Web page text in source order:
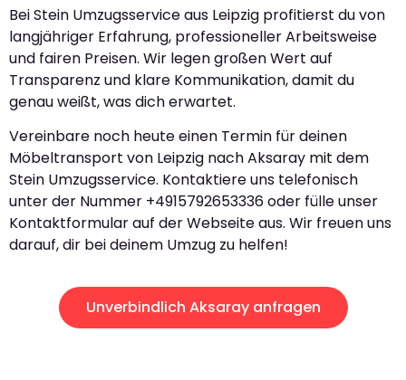
Bei Stein Umzugsservice aus Leipzig profitierst du von
langjähriger Erfahrung, professioneller Arbeitsweise
und fairen Preisen. Wir legen großen Wert auf
Transparenz und klare Kommunikation, damit du
genau weißt, was dich erwartet.
Vereinbare noch heute einen Termin für deinen
Möbeltransport von Leipzig nach Aksaray mit dem
Stein Umzugsservice. Kontaktiere uns telefonisch
unter der Nummer +4915792653336 oder fülle unser
Kontaktformular auf der Webseite aus. Wir freuen uns
darauf, dir bei deinem Umzug zu helfen!
Unverbindlich Aksaray anfragen